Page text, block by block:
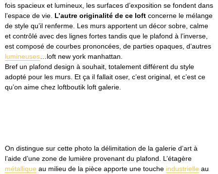
fois spacieux et lumineux, les surfaces d’exposition se fondent dans
l’espace de vie. L’autre originalité de ce loft concerne le mélange
de style qu’il renferme. Les murs apportent un décor sobre, calme
et contrôlé avec des lignes fortes tandis que le plafond à l’inverse,
est composé de courbes prononcées, de parties opaques, d’autres
lumineuses …loft new york manhattan.
Bref un plafond design à souhait, totalement différent du style
adopté pour les murs. Et ça il fallait oser, c’est original, et c’est ce
qu’on aime chez loftboutik loft galerie.
On distingue sur cette photo la délimitation de la galerie d’art à
l’aide d’une zone de lumière provenant du plafond. L’étagère
métallique au milieu de la pièce apporte une touche industrielle au